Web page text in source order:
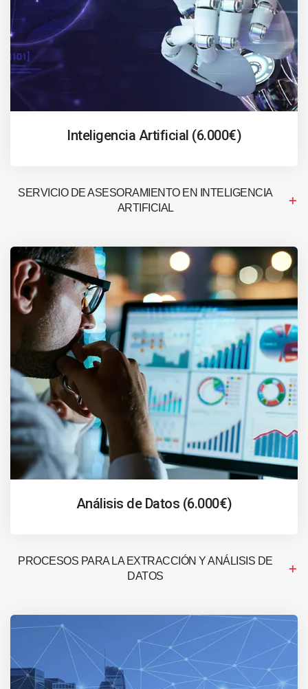
Inteligencia Artificial (6.000€)
SERVICIO DE ASESORAMIENTO EN INTELIGENCIA
ARTIFICIAL
Análisis de Datos (6.000€)
PROCESOS PARA LA EXTRACCIÓN Y ANÁLISIS DE
DATOS